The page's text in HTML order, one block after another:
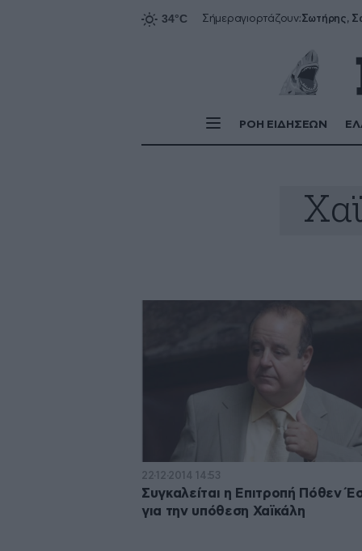
Σήμεραγιορτάζουν:
ΡΟΗ ΕΙΔΗΣΕΩΝ
22·12·2014 14:53
Συγκαλείται η Επιτροπή Πόθεν
για την υπόθεση Χαϊκάλη